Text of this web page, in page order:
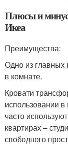
Плюсы и
Икеа
Преимущества:
Одно из главных
в комнате.
Кровати
использовании
часто
квартирах –
свободного